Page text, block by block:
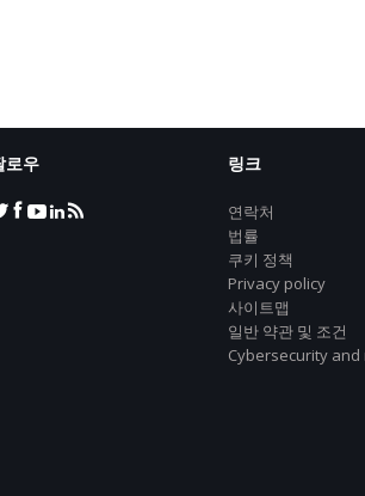
로우 링크
연락처
법률
쿠키 정책
Privacy policy
사이트맵
일반 약관 및 조건
Cybersecurity and